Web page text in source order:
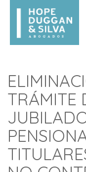
TRÁMITE